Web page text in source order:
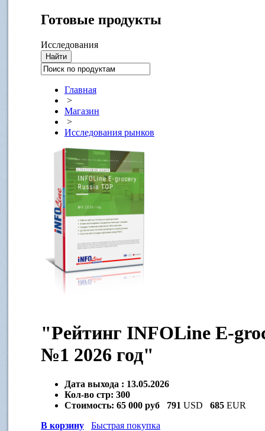
Готовые продукты
Исследования
Главная
>
Магазин
>
Исследования рынков
"Рейтинг INFOLine E-
№1 2026 год"
Дата выхода : 13.05.2026
Кол-во стр: 300
Стоимость: 65 000 руб 791 USD 685 EUR
В корзину
Быстрая покупка